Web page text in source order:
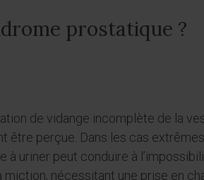
prostatique ?
de vidange incomplète de la
être perçue. Dans les cas
à uriner peut conduire à
miction, nécessitant une prise en